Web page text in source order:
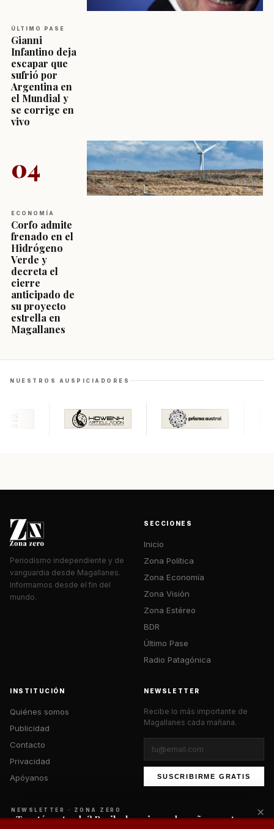
ÚLTIMO PASE
Gianni
Infantino deja
escapar que
sufrió por
Argentina en
el Mundial y
se corrige en
vivo
04
ECONOMÍA
Corfo admite
frenado en el
Hidrógeno
Verde y
decreta el
cierre
anticipado de
su proyecto
estrella en
Magallanes
NUESTROS AUSPICIADORES
Periodismo independiente y de
vanguardia desde Magallanes.
Informamos desde el fin del
mundo.
SECCIONES
Inicio
Zona Política
Zona Economía
Zona Visión
Zona Estéreo
BDR
Último Pase
Radio Patagónica
INSTITUCIÓN
Quiénes somos
Publicidad
Contacto
Privacidad
Apóyanos
NEWSLETTER
Recibe lo más importante de
Magallanes cada mañana.
SUSCRIBIRME GRATIS
NEWSLETTER · ZONA ZERO
¿Te está gustando? Recibe lo mejor cada mañana en tu
×